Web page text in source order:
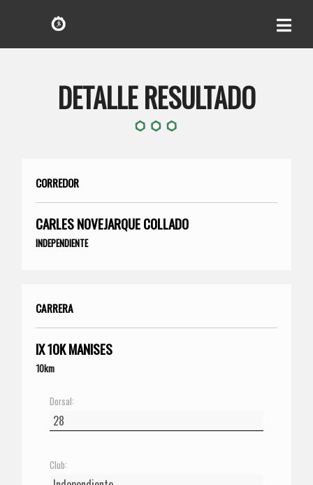
DETALLE RESULTADO
CORREDOR
CARLES NOVEJARQUE COLLADO
INDEPENDIENTE
CARRERA
IX 10K MANISES
10km
Dorsal:
Club: